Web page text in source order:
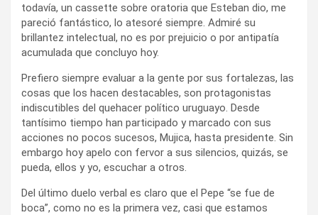
todavía, un cassette sobre oratoria que Esteban dio, me
pareció fantástico, lo atesoré siempre. Admiré su
brillantez intelectual, no es por prejuicio o por antipatía
acumulada que concluyo hoy.
Prefiero siempre evaluar a la gente por sus fortalezas, las
cosas que los hacen destacables, son protagonistas
indiscutibles del quehacer político uruguayo. Desde
tantísimo tiempo han participado y marcado con sus
acciones no pocos sucesos, Mujica, hasta presidente. Sin
embargo hoy apelo con fervor a sus silencios, quizás, se
pueda, ellos y yo, escuchar a otros.
Del último duelo verbal es claro que el Pepe “se fue de
boca”, como no es la primera vez, casi que estamos